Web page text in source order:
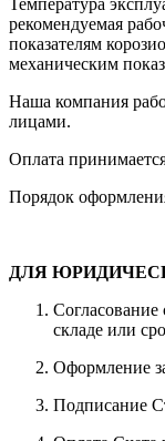
рекомендуемая
показателям
механическим
Наша компания
лицами.
Оплата
Порядок
ДЛЯ
Согласование
складе или
Оформление
Подписание